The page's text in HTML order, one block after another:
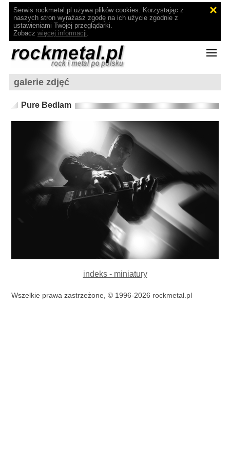
Serwis rockmetal.pl używa plików cookies. Korzystając z
naszych stron wyrażasz zgodę na ich użycie zgodnie z
ustawieniami Twojej przeglądarki.
Zobacz więcej informacji.
galerie zdjęć
Pure Bedlam
indeks - miniatury
Wszelkie prawa zastrzeżone, © 1996-2026 rockmetal.pl